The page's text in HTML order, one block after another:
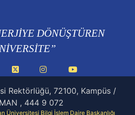
DÖNÜŞTÜREN
InstagramYouTube
Rektörlüğü, 72100, Kampüs /
, 444 9 072
Üniversitesi Bilgi İşlem Daire Başkanlığı